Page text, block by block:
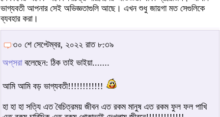
ভাগ্যবতী আপনার সেই অভিজ্ঞতাগুলি আছে। এখন শুধু জায়গা মত সেগুলিকে
ব্যবহার করা।
৩০ শে সেপ্টেম্বর, ২০২২ রাত ৮:৩৯
অপ্‌সরাবলেছেন: ঠিক তাই ভাইয়া.......
আমি আমি বড় ভাগ্যবতী!!!!!!!!!!!!
হা হা হা সত্যি এত বৈচিত্রময় জীবন এত রকম মানুষ এত রকম ফুল ফল পাখি